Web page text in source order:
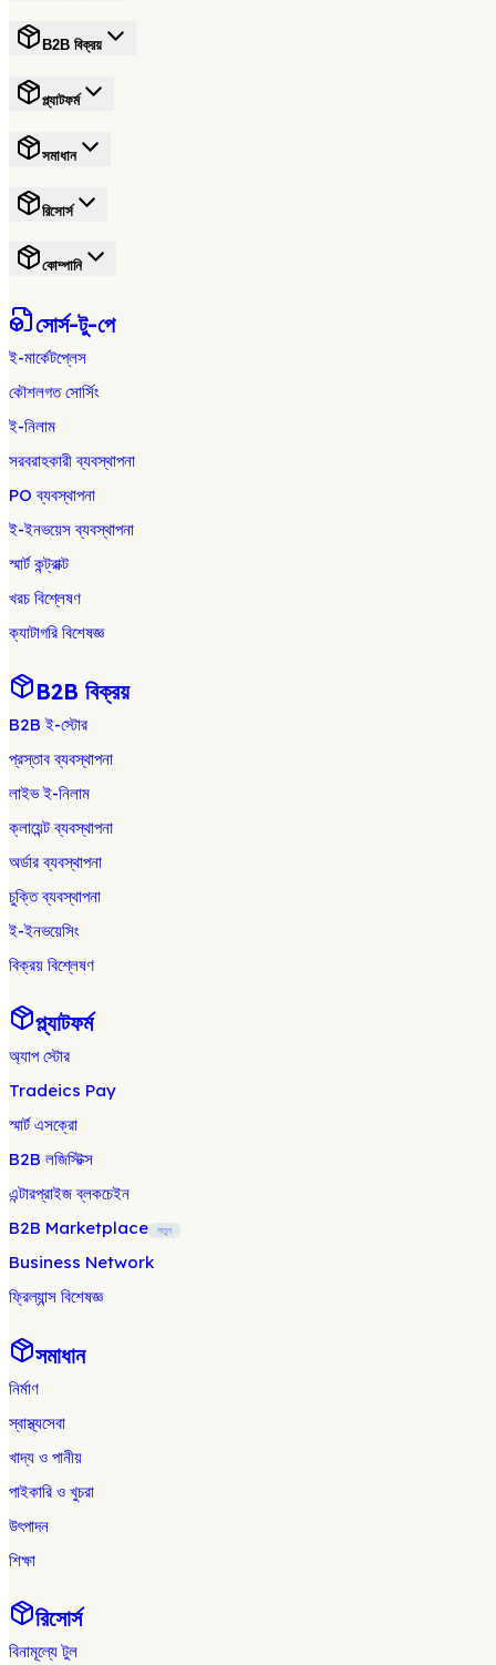
B2B বিক্রয়
প্ল্যাটফর্ম
সমাধান
রিসোর্স
কোম্পানি
সোর্স-টু-পে
ই-মার্কেটপ্লেস
কৌশলগত সোর্সিং
ই-নিলাম
সরবরাহকারী ব্যবস্থাপনা
PO ব্যবস্থাপনা
ই-ইনভয়েস ব্যবস্থাপনা
স্মার্ট কন্ট্রাক্ট
খরচ বিশ্লেষণ
ক্যাটাগরি বিশেষজ্ঞ
B2B বিক্রয়
B2B ই-স্টোর
প্রস্তাব ব্যবস্থাপনা
লাইভ ই-নিলাম
ক্লায়েন্ট ব্যবস্থাপনা
অর্ডার ব্যবস্থাপনা
চুক্তি ব্যবস্থাপনা
ই-ইনভয়েসিং
বিক্রয় বিশ্লেষণ
প্ল্যাটফর্ম
অ্যাপ স্টোর
Tradeics Pay
স্মার্ট এসক্রো
B2B লজিস্টিক্স
এন্টারপ্রাইজ ব্লকচেইন
B2B Marketplace
নতুন
Business Network
ফ্রিল্যান্স বিশেষজ্ঞ
সমাধান
নির্মাণ
স্বাস্থ্যসেবা
খাদ্য ও পানীয়
পাইকারি ও খুচরা
উৎপাদন
শিক্ষা
রিসোর্স
বিনামূল্যে টুল